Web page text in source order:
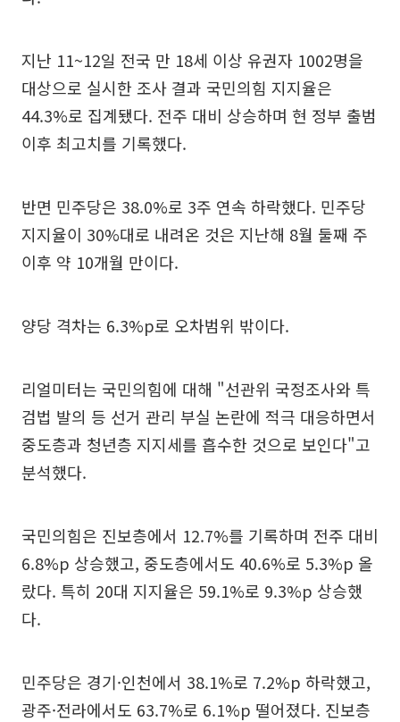
지난 11~12일 전국 만 18세 이상 유권자 1002명을
대상으로 실시한 조사 결과 국민의힘 지지율은
44.3%로 집계됐다. 전주 대비 상승하며 현 정부 출범
이후 최고치를 기록했다.
반면 민주당은 38.0%로 3주 연속 하락했다. 민주당
지지율이 30%대로 내려온 것은 지난해 8월 둘째 주
이후 약 10개월 만이다.
양당 격차는 6.3%p로 오차범위 밖이다.
리얼미터는 국민의힘에 대해 "선관위 국정조사와 특
검법 발의 등 선거 관리 부실 논란에 적극 대응하면서
중도층과 청년층 지지세를 흡수한 것으로 보인다"고
분석했다.
국민의힘은 진보층에서 12.7%를 기록하며 전주 대비
6.8%p 상승했고, 중도층에서도 40.6%로 5.3%p 올
랐다. 특히 20대 지지율은 59.1%로 9.3%p 상승했
다.
민주당은 경기·인천에서 38.1%로 7.2%p 하락했고,
광주·전라에서도 63.7%로 6.1%p 떨어졌다. 진보층